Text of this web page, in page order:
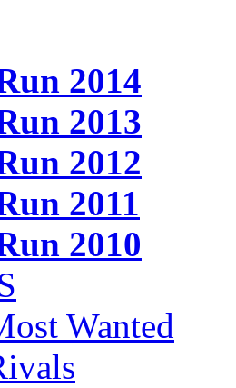
2014
2013
2012
2011
2010
Wanted